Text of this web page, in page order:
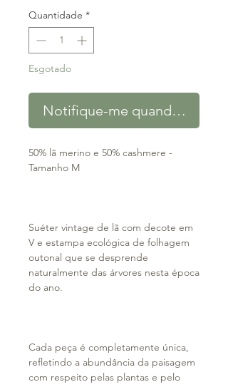
Quantidade *
Esgotado
Notifique-me quando estiver
50% lã merino e 50% cashmere -
Tamanho M
Suéter vintage de lã com decote em
V e estampa ecológica de folhagem
outonal que se desprende
naturalmente das árvores nesta época
do ano.
Cada peça é completamente única,
refletindo a abundância da paisagem
com respeito pelas plantas e pelo